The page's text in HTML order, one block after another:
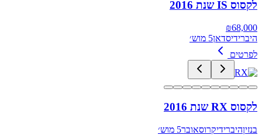
לקסוס IS שנת 2016
₪68,000
היברידיסדאן5 מוש׳
לפרטים
לקסוס RX שנת 2016
בנזיןהיברידיקרוסאובר5 מוש׳